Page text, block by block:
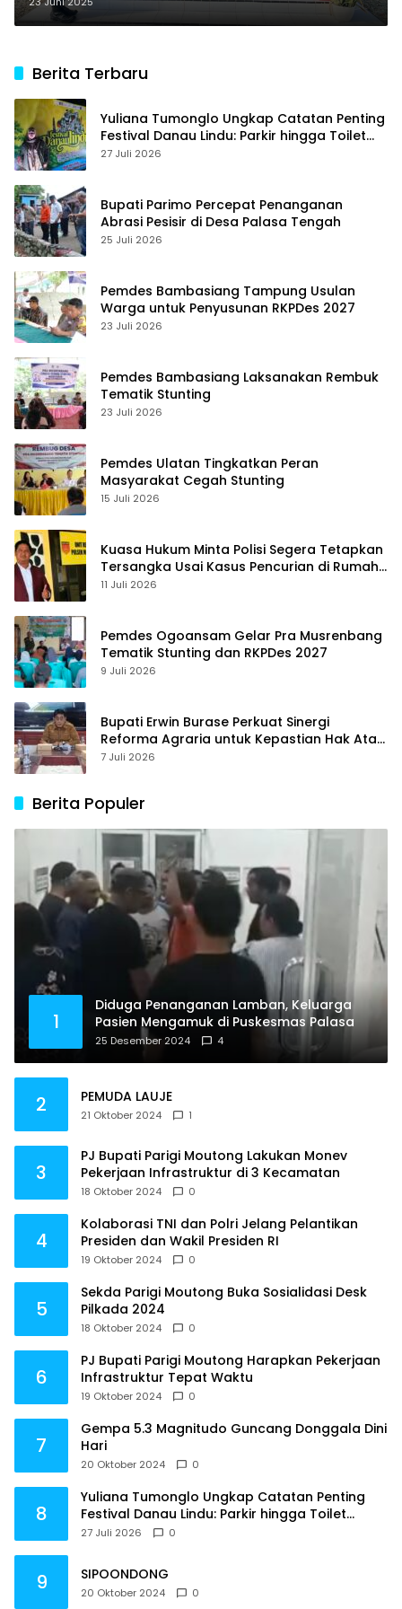
Berita Terbaru
Yuliana Tumonglo Ungkap Catatan Penting
Festival Danau Lindu: Parkir hingga Toilet
Harus Jadi Prioritas
27 Juli 2026
Bupati Parimo Percepat Penanganan
Abrasi Pesisir di Desa Palasa Tengah
25 Juli 2026
Pemdes Bambasiang Tampung Usulan
Warga untuk Penyusunan RKPDes 2027
23 Juli 2026
Pemdes Bambasiang Laksanakan Rembuk
Tematik Stunting
23 Juli 2026
Pemdes Ulatan Tingkatkan Peran
Masyarakat Cegah Stunting
15 Juli 2026
Kuasa Hukum Minta Polisi Segera Tetapkan
Tersangka Usai Kasus Pencurian di Rumah
Anggota Dewan Bantul di Sigi Naik
11 Juli 2026
Pemdes Ogoansam Gelar Pra Musrenbang
Tematik Stunting dan RKPDes 2027
9 Juli 2026
Bupati Erwin Burase Perkuat Sinergi
Reforma Agraria untuk Kepastian Hak Atas
Tanah bagi Masyarakat
7 Juli 2026
Berita Populer
1
Diduga Penanganan Lamban, Keluarga
Pasien Mengamuk di Puskesmas Palasa
25 Desember 2024 4
2 PEMUDA LAUJE
21 Oktober 2024 1
3
PJ Bupati Parigi Moutong Lakukan Monev
Pekerjaan Infrastruktur di 3 Kecamatan
18 Oktober 2024 0
4
Kolaborasi TNI dan Polri Jelang Pelantikan
Presiden dan Wakil Presiden RI
19 Oktober 2024 0
5
Sekda Parigi Moutong Buka Sosialidasi Desk
Pilkada 2024
18 Oktober 2024 0
6
PJ Bupati Parigi Moutong Harapkan Pekerjaan
Infrastruktur Tepat Waktu
19 Oktober 2024 0
7
Gempa 5.3 Magnitudo Guncang Donggala Dini
Hari
20 Oktober 2024 0
8
Yuliana Tumonglo Ungkap Catatan Penting
Festival Danau Lindu: Parkir hingga Toilet
Harus Jadi Prioritas
27 Juli 2026 0
9 SIPOONDONG
20 Oktober 2024 0